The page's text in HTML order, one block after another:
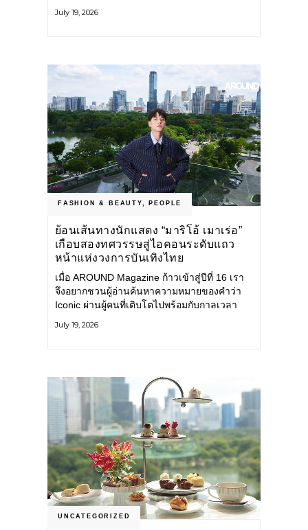
ศตวรรษก่อน กำลังกลับมาอีกครั้ง พร้อมพาเรื่อง
July 19, 2026
FASHION & BEAUTY, PEOPLE
ย้อนเส้นทางนักแสดง “มาริโอ้ เมาเร่อ”
เกือบสองทศวรรษสู่ไอคอนระดับแถว
หน้าแห่งวงการบันเทิงไทย
เมื่อ AROUND Magazine ก้าวเข้าสู่ปีที่ 16 เรา
จึงอยากชวนผู้อ่านค้นหาความหมายของคำว่า
Iconic ผ่านผู้คนที่เติบโตไปพร้อมกับกาลเวลา
คือ มาริโอ้ เมาเร่อ
July 19, 2026
UNCATEGORIZED